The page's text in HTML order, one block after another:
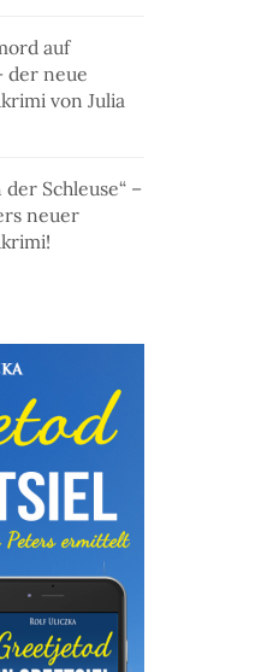
auf
der neue
von Julia
Schleuse“ –
neuer